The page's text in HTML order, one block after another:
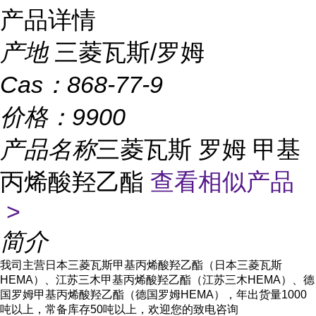
产品详情
产地 三菱瓦斯/罗姆
Cas： 868-77-9
价格： 9900
产品名称三菱瓦斯 罗姆 甲基
丙烯酸羟乙酯 查看相似产品
>
简介
我司主营日本三菱瓦斯甲基丙烯酸羟乙酯（ 日本三菱瓦斯
HEMA）、江苏三木甲基丙烯酸羟乙酯（江苏三木HEMA）、 德
国罗姆甲基丙烯酸羟乙酯（德国罗姆HEMA），年出货量1000
吨以上，常备库存50吨以上，欢迎您的致电咨询